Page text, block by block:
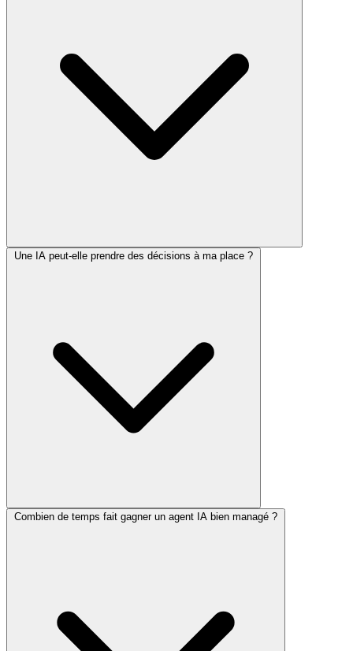
Une IA peut-elle prendre des décisions à ma place ?
Combien de temps fait gagner un agent IA bien managé ?